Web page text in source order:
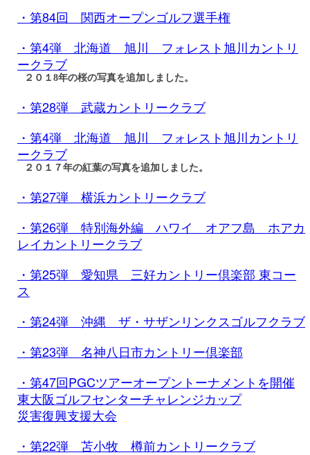
・第84回 関西オープンゴルフ選手権
・第4弾 北海道 旭川 フォレスト旭川カントリ
ークラブ
２０１8年の桜の写真を追加しました。
・第28弾 武蔵カントリークラブ
・第4弾 北海道 旭川 フォレスト旭川カントリ
ークラブ
２０１７年の紅葉の写真を追加しました。
・第27弾 横浜カントリークラブ
・第26弾 特別海外編 ハワイ オアフ島 ホアカ
レイカントリークラブ
・第25弾 愛知県 三好カントリー倶楽部 東コー
ス
・第24弾 沖縄 ザ・サザンリンクスゴルフクラブ
・第23弾 名神八日市カントリー倶楽部
・第47回PGCツアーオープントーナメントを開催
東大阪ゴルフセンターチャレンジカップ
災害復興支援大会
・第22弾 苫小牧 樽前カントリークラブ